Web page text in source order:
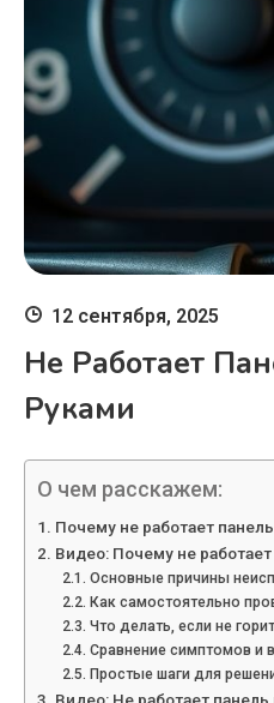
12 сентября, 2025
Не Работает
Руками
О чем расскажем:
Почему не работает
Видео: Почему не
Основные причины
Как самостоятельно
Что делать, если не
Сравнение симптомов и
Простые шаги для